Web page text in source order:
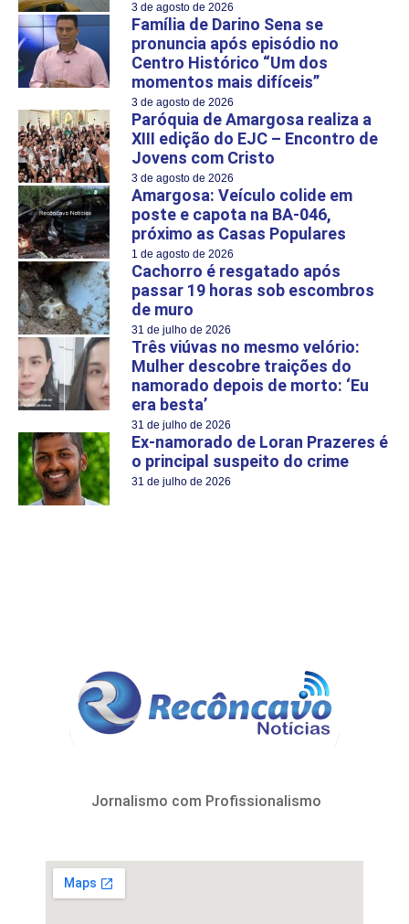
3 de agosto de 2026
Família de Darino Sena se
pronuncia após episódio no
Centro Histórico “Um dos
momentos mais difíceis”
3 de agosto de 2026
Paróquia de Amargosa realiza a
XIII edição do EJC – Encontro de
Jovens com Cristo
3 de agosto de 2026
Amargosa: Veículo colide em
poste e capota na BA-046,
próximo as Casas Populares
1 de agosto de 2026
Cachorro é resgatado após
passar 19 horas sob escombros
de muro
31 de julho de 2026
Três viúvas no mesmo velório:
Mulher descobre traições do
namorado depois de morto: ‘Eu
era besta’
31 de julho de 2026
Ex-namorado de Loran Prazeres é
o principal suspeito do crime
31 de julho de 2026
Jornalismo com Profissionalismo